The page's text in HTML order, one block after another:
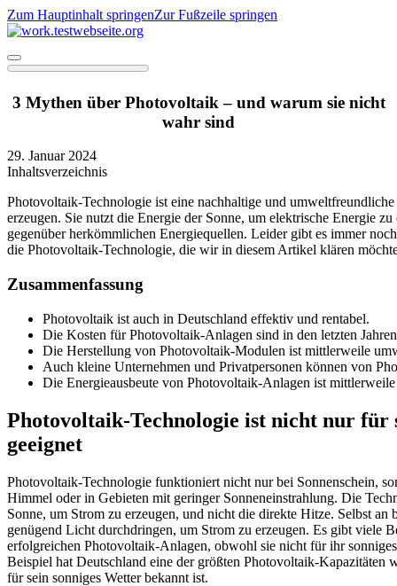
Zum Hauptinhalt springenZur Fußzeile springen
3 Mythen über Photovoltaik – und warum sie nicht
wahr sind
29. Januar 2024
Inhaltsverzeichnis
Photovoltaik-Technologie ist eine nachhaltige und
erzeugen. Sie nutzt die Energie der Sonne, um elektrische Energie
gegenüber herkömmlichen Energiequellen. Leider gibt es immer
die Photovoltaik-Technologie, die wir in diesem Artikel klären
Zusammenfassung
Photovoltaik ist auch in Deutschland effektiv und rentabel.
Die Kosten für Photovoltaik-Anlagen sind in den letzten
Die Herstellung von Photovoltaik-Modulen ist mittlerweile
Auch kleine Unternehmen und Privatpersonen können von
Die Energieausbeute von Photovoltaik-Anlagen ist
Photovoltaik-Technologie ist nicht nur für
geeignet
Photovoltaik-Technologie funktioniert nicht nur bei Sonnenschein,
Himmel oder in Gebieten mit geringer Sonneneinstrahlung. Die
Sonne, um Strom zu erzeugen, und nicht die direkte Hitze. Selbst an
genügend Licht durchdringen, um Strom zu erzeugen. Es gibt viele
erfolgreichen Photovoltaik-Anlagen, obwohl sie nicht für ihr
Beispiel hat Deutschland eine der größten Photovoltaik-Kapazitäten
für sein sonniges Wetter bekannt ist.